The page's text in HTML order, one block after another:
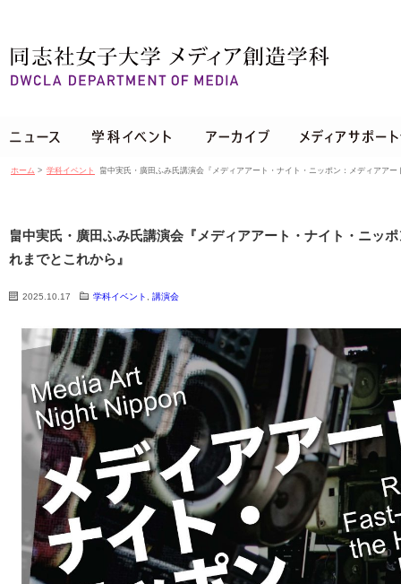
ホーム > 学科イベント 畠中実氏・廣田ふみ氏講演会『メディアアート・ナイト・ニッポン：メディアアー
畠中実氏・廣田ふみ氏講演会『メディアアート・ナイト・ニッ
れまでとこれから』
2025.10.17 学科イベント 講演会